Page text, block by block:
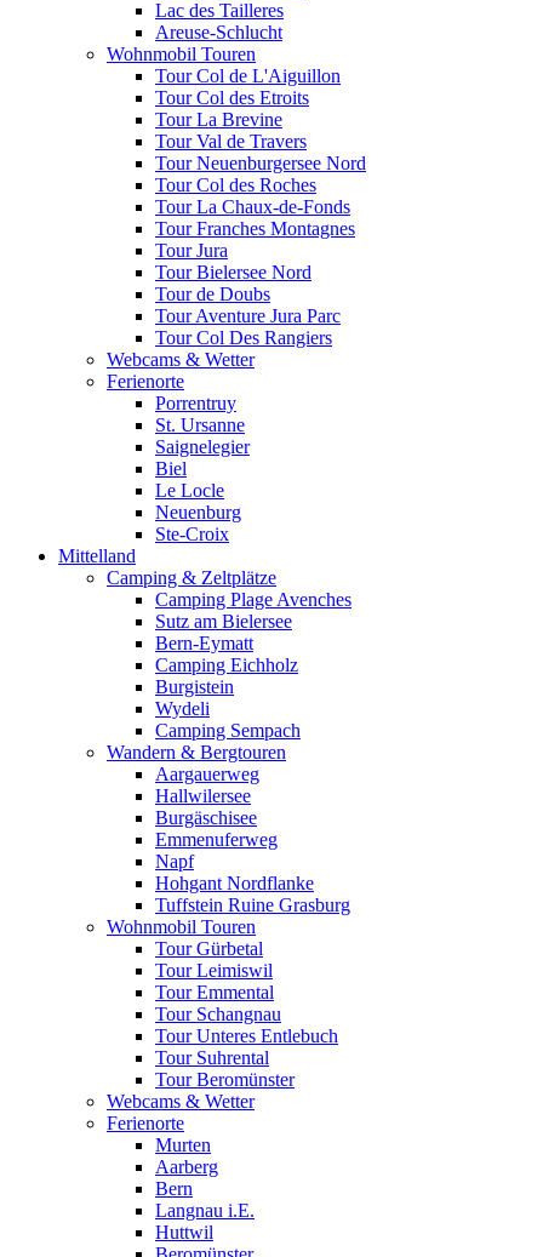
Lac des Tailleres
Areuse-Schlucht
Wohnmobil Touren
Tour Col de L'Aiguillon
Tour Col des Etroits
Tour La Brevine
Tour Val de Travers
Tour Neuenburgersee Nord
Tour Col des Roches
Tour La Chaux-de-Fonds
Tour Franches Montagnes
Tour Jura
Tour Bielersee Nord
Tour de Doubs
Tour Aventure Jura Parc
Tour Col Des Rangiers
Webcams & Wetter
Ferienorte
Porrentruy
St. Ursanne
Saignelegier
Biel
Le Locle
Neuenburg
Ste-Croix
Mittelland
Camping & Zeltplätze
Camping Plage Avenches
Sutz am Bielersee
Bern-Eymatt
Camping Eichholz
Burgistein
Wydeli
Camping Sempach
Wandern & Bergtouren
Aargauerweg
Hallwilersee
Burgäschisee
Emmenuferweg
Napf
Hohgant Nordflanke
Tuffstein Ruine Grasburg
Wohnmobil Touren
Tour Gürbetal
Tour Leimiswil
Tour Emmental
Tour Schangnau
Tour Unteres Entlebuch
Tour Suhrental
Tour Beromünster
Webcams & Wetter
Ferienorte
Murten
Aarberg
Bern
Langnau i.E.
Huttwil